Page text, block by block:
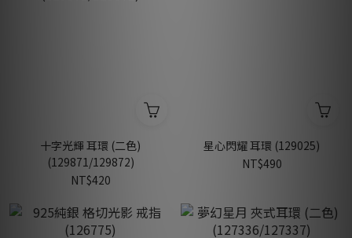
十字光輝 耳環 (二色)
(129871/129872)
NT$420
星心閃耀 耳環 (129025)
NT$490